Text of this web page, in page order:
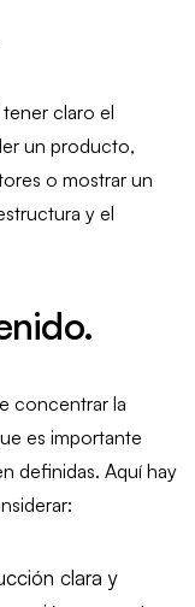
claro el
un producto,
o mostrar un
y el
concentrar la
es importante
definidas. Aquí hay
clara y